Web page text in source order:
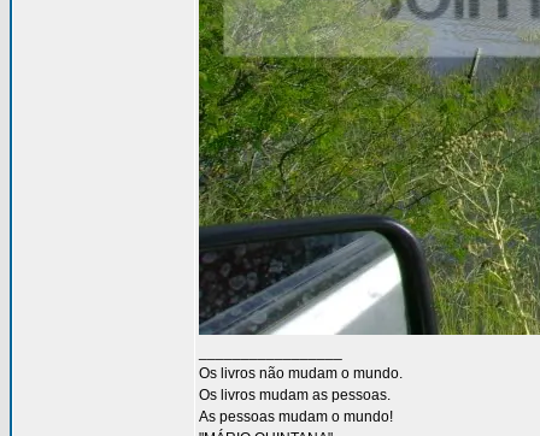
Os livros não mudam o mundo.
Os livros mudam as pessoas.
As pessoas mudam o mundo!